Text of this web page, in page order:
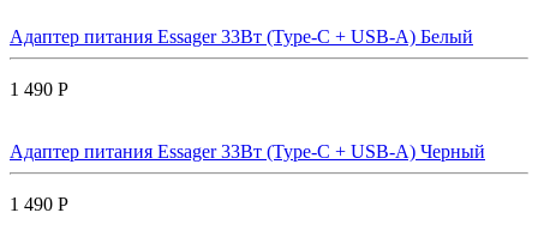
Адаптер питания Essager 33Вт (Type-C + USB-A) Белый
1 490 Р
Адаптер питания Essager 33Вт (Type-C + USB-A) Черный
1 490 Р